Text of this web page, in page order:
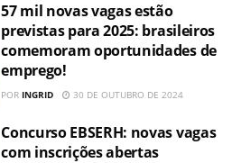
57 mil novas vagas estão
previstas para 2025: brasileiros
comemoram oportunidades de
emprego!
POR INGRID 30 DE OUTUBRO DE 2024
Concurso EBSERH: novas vagas
com inscrições abertas